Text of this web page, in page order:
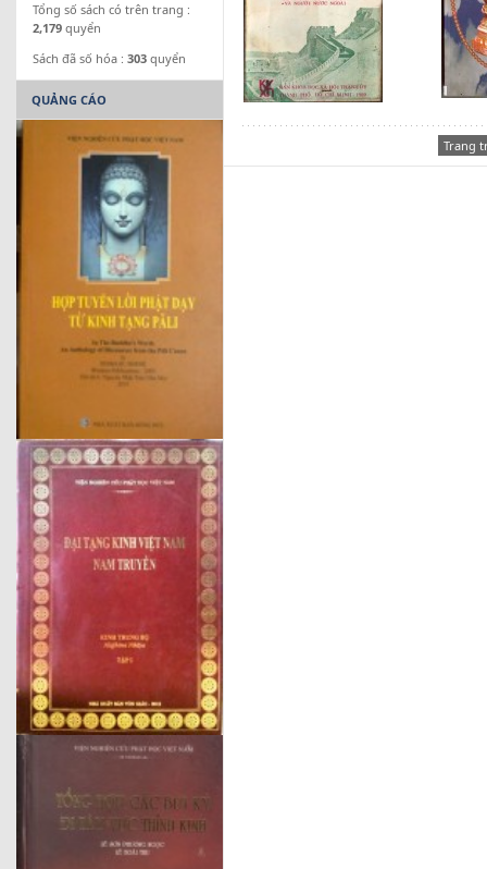
Trang
Tổng số sách có trên trang :
2,179 quyển
Sách đã số hóa : 303 quyển
QUẢNG CÁO